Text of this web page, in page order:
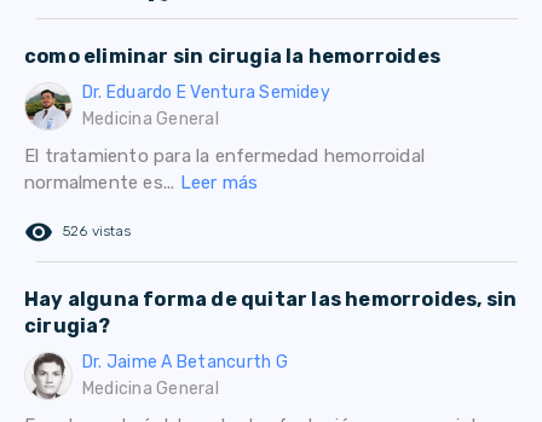
como eliminar sin cirugia la hemorroides
Dr. Eduardo E Ventura Semidey
Medicina General
El tratamiento para la enfermedad hemorroidal
normalmente es... Leer más
remove_red_eye 526 vistas
Hay alguna forma de quitar las hemorroides, sin
cirugia?
Dr. Jaime A Betancurth G
Medicina General